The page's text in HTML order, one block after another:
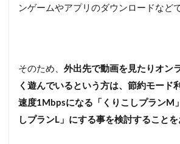
ンゲームやアプリのダウンロードなど
そのため、 外出先で動画を見たりオン
く遊んでいるという方は、節約モード
速度1Mbpsになる「くりこしプランM
しプランL」にする事を検討すること